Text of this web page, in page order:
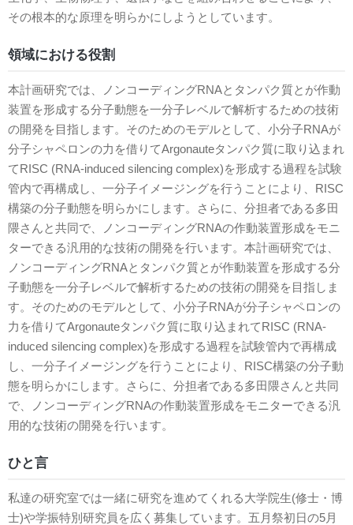
その根本的な原理を明らかにしようとしています。
領域における役割
本計画研究では、ノンコーディングRNAとタンパク質とが作動
装置を形成する分子動態を一分子レベルで解析するための技術
の開発を目指します。そのためのモデルとして、小分子RNAが
分子シャペロンの力を借りてArgonauteタンパク質に取り込まれ
てRISC (RNA-induced silencing complex)を形成する過程を試験
管内で再構成し、一分子イメージングを行うことにより、RISC
構築の分子動態を明らかにします。さらに、分担者である多田
隈さんと共同で、ノンコーディングRNAの作動装置形成をモニ
ターできる汎用的な技術の開発を行います。本計画研究では、
ノンコーディングRNAとタンパク質とが作動装置を形成する分
子動態を一分子レベルで解析するための技術の開発を目指しま
す。そのためのモデルとして、小分子RNAが分子シャペロンの
力を借りてArgonauteタンパク質に取り込まれてRISC (RNA-
induced silencing complex)を形成する過程を試験管内で再構成
し、一分子イメージングを行うことにより、RISC構築の分子動
態を明らかにします。さらに、分担者である多田隈さんと共同
で、ノンコーディングRNAの作動装置形成をモニターできる汎
用的な技術の開発を行います。
ひと言
私達の研究室では一緒に研究を進めてくれる大学院生(修士・博
士)や学振特別研究員を広く募集しています。五月祭初日の5月